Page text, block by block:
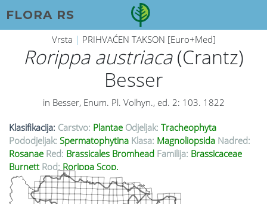
FLORA RS
Vrsta | PRIHVAĆEN TAKSON [Euro+Med]
Rorippa austriaca(Crantz)
Besser
in Besser, Enum. Pl. Volhyn., ed. 2: 103. 1822
Klasifikacija: Carstvo: Plantae Odjeljak: Tracheophyta
Pododjeljak: Spermatophytina Klasa: Magnoliopsida Nadred:
Rosanae Red: Brassicales Bromhead Familija: Brassicaceae
Burnett Rod: Rorippa Scop.